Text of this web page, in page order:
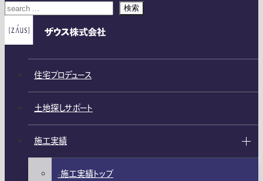
検索
住宅プロデュース
土地探しサポート
施工実績
施工実績トップ